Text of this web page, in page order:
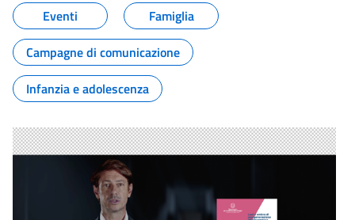
Eventi
Famiglia
Campagne di comunicazione
Infanzia e adolescenza